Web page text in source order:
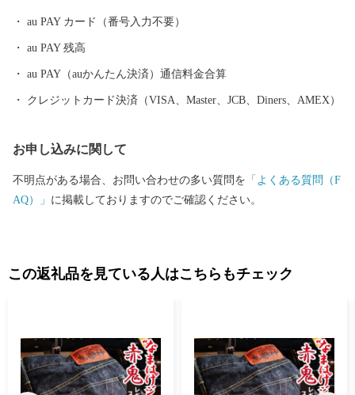
さと 【大館市の特産品が、テレビや記事で紹介されていま
す！！】 ▼ベニヤマきりたんぽ工房のスープを使用している
「きりたんぽラーメン」がテレビで紹介されました。 2025
8（いーわっぱ）がテレビで紹介されました。 2022年9月1日
au PAY カード（番号入力不要）
au PAY 残高
au PAY（auかんたん決済）通信料金合算
クレジットカード決済（VISA、Master、JCB、Diners、AMEX）
お申し込みに関して
不明点がある場合、お問い合わせの多い質問を 「よくある質問（F
AQ）」 に掲載しておりますのでご確認ください。
この返礼品を見ている人はこちらもチェック